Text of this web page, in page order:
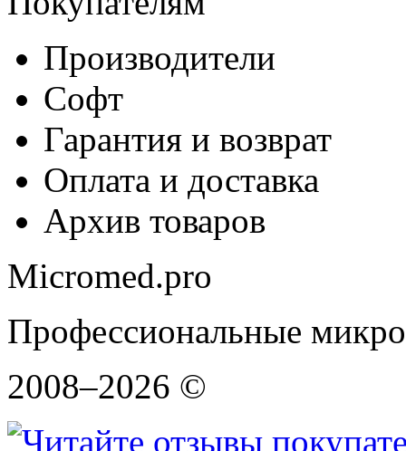
Производители
Софт
Гарантия и возврат
Оплата и доставка
Архив товаров
Micromed.pro
Профессиональные
2008–2026 ©